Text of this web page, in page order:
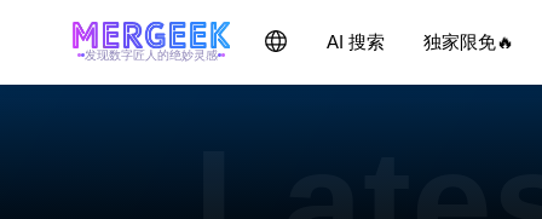
发现数字匠人的绝妙灵感
AI 搜索 独家限免🔥